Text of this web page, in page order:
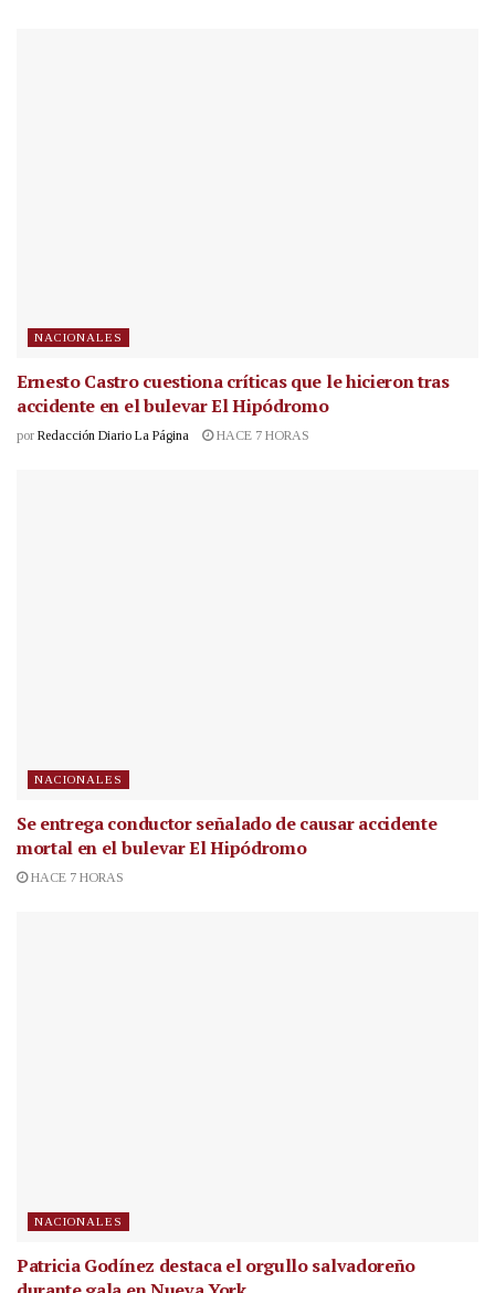
NACIONALES
Ernesto Castro cuestiona críticas que le hicieron tras
accidente en el bulevar El Hipódromo
por Redacción Diario La Página HACE 7 HORAS
NACIONALES
Se entrega conductor señalado de causar accidente
mortal en el bulevar El Hipódromo
HACE 7 HORAS
NACIONALES
Patricia Godínez destaca el orgullo salvadoreño